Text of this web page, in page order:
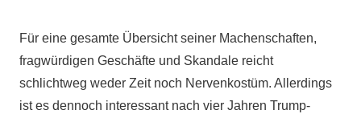
Für eine gesamte Übersicht seiner Machenschaften,
fragwürdigen Geschäfte und Skandale reicht
schlichtweg weder Zeit noch Nervenkostüm. Allerdings
ist es dennoch interessant nach vier Jahren Trump-